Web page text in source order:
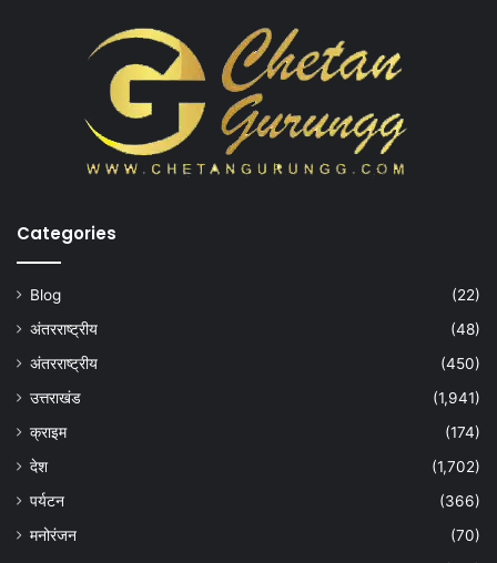
Categories
Blog
(22)
अंतरराष्ट्रीय
(48)
अंतरराष्ट्रीय
(450)
उत्तराखंड
(1,941)
क्राइम
(174)
देश
(1,702)
पर्यटन
(366)
मनोरंजन
(70)